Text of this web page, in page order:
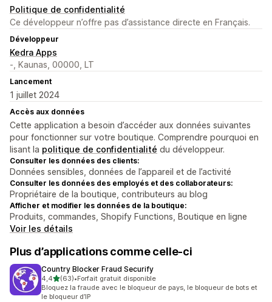
Politique de confidentialité
Ce développeur n’offre pas d’assistance directe en Français.
Développeur
Kedra Apps
-, Kaunas, 00000, LT
Lancement
1 juillet 2024
Accès aux données
Cette application a besoin d’accéder aux données suivantes
pour fonctionner sur votre boutique. Comprendre pourquoi en
lisant la politique de confidentialité du développeur.
Consulter les données des clients:
Données sensibles, données de l’appareil et de l’activité
Consulter les données des employés et des collaborateurs:
Propriétaire de la boutique, contributeurs au blog
Afficher et modifier les données de la boutique:
Produits, commandes, Shopify Functions, Boutique en ligne
Voir les détails
Plus d’applications comme celle-ci
Country Blocker Fraud Securify
4,4étoile(s) sur 5
(63)
63 avis au total
•Forfait gratuit disponible
Bloquez la fraude avec le bloqueur de pays, le bloqueur de bots et
le bloqueur d’IP